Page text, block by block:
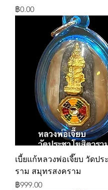
ราคา
฿0.00
เบี้ยแก้หลวงพ่อเจี๊ยบ วัดป
ราม สมุทรสงคราม
ราคา
฿999.00